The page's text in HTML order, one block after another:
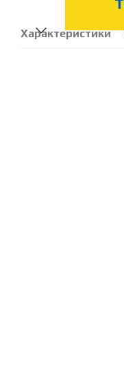
Характеристики